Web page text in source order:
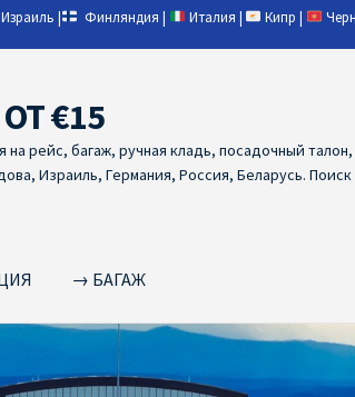
Израиль | Финляндия | Италия | Кипр |
€15
рейс, багаж, ручная кладь, посадочный
Израиль, Германия, Россия, Беларусь.
→ БАГАЖ
Ryanair Германия